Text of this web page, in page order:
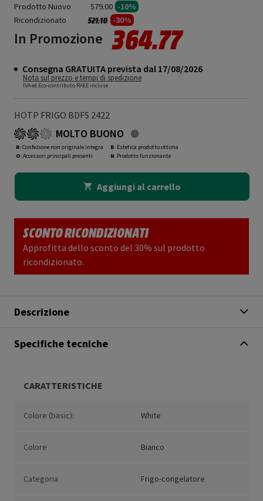
Prodotto Nuovo 579.00 -10%
Ricondizionato
Prezzo ridotto da
521.10a -30%
In Promozione 364.77
Consegna GRATUITA prevista dal 17/08/2026
Nota sul prezzo e tempi di spedizione
IVA ed Eco-contributo RAEE incluse
HOTP FRIGO BDFS 2422
MOLTO BUONO
R: Confezione non originale integra
O: Accessori principali presenti
B: Estetica prodotto ottima
N: Prodotto funzionante
Aggiungi al carrello
SCONTO RICONDIZIONATI
Approfitta dello sconto del 30% sul prodotto
ricondizionato.
Descrizione
Specifiche tecniche
CARATTERISTICHE
Colore (basic): White
Colore Bianco
Categoria Frigo-congelatore